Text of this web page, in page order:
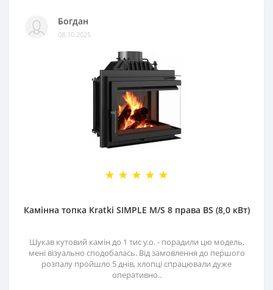
Богдан
08.10.2025
Камінна топка Kratki SIMPLE M/S 8 права BS (8,0 кВт)
Шукав кутовий камін до 1 тис у.о. - порадили цю модель,
мені візуально сподобалась. Від замовлення до першого
розпалу пройшло 5 днів, хлопці спрацювали дуже
оперативно..